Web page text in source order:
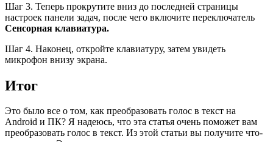
Шаг 3. Теперь прокрутите вниз до последней страницы
настроек панели задач, после чего включите переключатель
Сенсорная клавиатура.
Шаг 4. Наконец, откройте клавиатуру, затем увидеть
микрофон внизу экрана.
Итог
Это было все о том, как преобразовать голос в текст на
Android и ПК? Я надеюсь, что эта статья очень поможет вам
преобразовать голос в текст. Из этой статьи вы получите что-